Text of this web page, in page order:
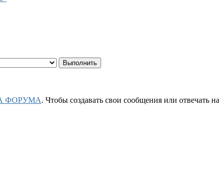
ФОРУМА. Чтобы создавать свои сообщения или отвечать